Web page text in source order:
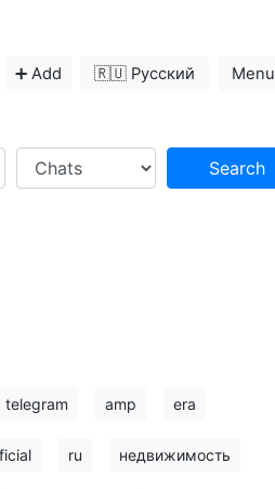
➕ Add 🇷🇺 Русский Menu
Search
telegram amp era
ru недвижимость